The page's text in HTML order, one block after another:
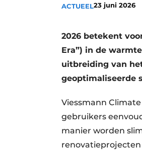
Video’s
ACTUEEL23 juni 2026
2026 betekent
Era”) in de
uitbreiding van
geoptimaliseerde
Viessmann
gebruikers
manier worden